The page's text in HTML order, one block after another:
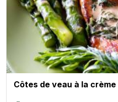
Côtes de veau à la